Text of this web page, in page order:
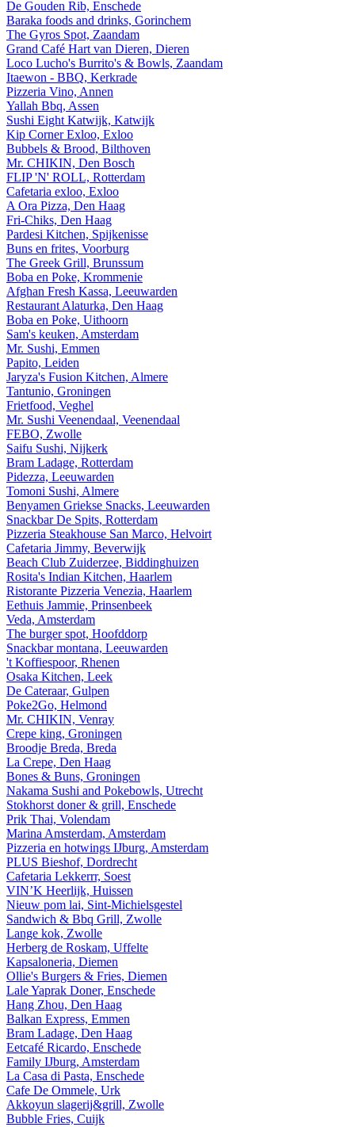
De Gouden Rib, Enschede
Baraka foods and drinks, Gorinchem
The Gyros Spot, Zaandam
Grand Café Hart van Dieren, Dieren
Loco Lucho's Burrito's & Bowls, Zaandam
Itaewon - BBQ, Kerkrade
Pizzeria Vino, Annen
Yallah Bbq, Assen
Sushi Eight Katwijk, Katwijk
Kip Corner Exloo, Exloo
Bubbels & Brood, Bilthoven
Mr. CHIKIN, Den Bosch
FLIP 'N' ROLL, Rotterdam
Cafetaria exloo, Exloo
A Ora Pizza, Den Haag
Fri-Chiks, Den Haag
Pardesi Kitchen, Spijkenisse
Buns en frites, Voorburg
The Greek Grill, Brunssum
Boba en Poke, Krommenie
Afghan Fresh Kassa, Leeuwarden
Restaurant Alaturka, Den Haag
Boba en Poke, Uithoorn
Sam's keuken, Amsterdam
Mr. Sushi, Emmen
Papito, Leiden
Jaryza's Fusion Kitchen, Almere
Tantunio, Groningen
Frietfood, Veghel
Mr. Sushi Veenendaal, Veenendaal
FEBO, Zwolle
Saifu Sushi, Nijkerk
Bram Ladage, Rotterdam
Pidezza, Leeuwarden
Tomoni Sushi, Almere
Benyamen Griekse Snacks, Leeuwarden
Snackbar De Spits, Rotterdam
Pizzeria Steakhouse San Marco, Helvoirt
Cafetaria Jimmy, Beverwijk
Beach Club Zuiderzee, Biddinghuizen
Rosita's Indian Kitchen, Haarlem
Ristorante Pizzeria Venezia, Haarlem
Eethuis Jammie, Prinsenbeek
Veda, Amsterdam
The burger spot, Hoofddorp
Snackbar montana, Leeuwarden
't Koffiespoor, Rhenen
Osaka Kitchen, Leek
De Cateraar, Gulpen
Poke2Go, Helmond
Mr. CHIKIN, Venray
Crepe king, Groningen
Broodje Breda, Breda
La Crepe, Den Haag
Bones & Buns, Groningen
Nakama Sushi and Pokebowls, Utrecht
Stokhorst doner & grill, Enschede
Prik Thai, Volendam
Marina Amsterdam, Amsterdam
Pizzeria en hotwings IJburg, Amsterdam
PLUS Bieshof, Dordrecht
Cafetaria Lekkerrr, Soest
VIN’K Heerlijk, Huissen
Nieuw pom lai, Sint-Michielsgestel
Sandwich & Bbq Grill, Zwolle
Lange kok, Zwolle
Herberg de Roskam, Uffelte
Kapsaloneria, Diemen
Ollie's Burgers & Fries, Diemen
Lale Yaprak Doner, Enschede
Hang Zhou, Den Haag
Balkan Express, Emmen
Bram Ladage, Den Haag
Eetcafé Ricardo, Enschede
Family IJburg, Amsterdam
La Casa di Pasta, Enschede
Cafe De Ommele, Urk
Akkoyun slagerij&grill, Zwolle
Bubble Fries, Cuijk